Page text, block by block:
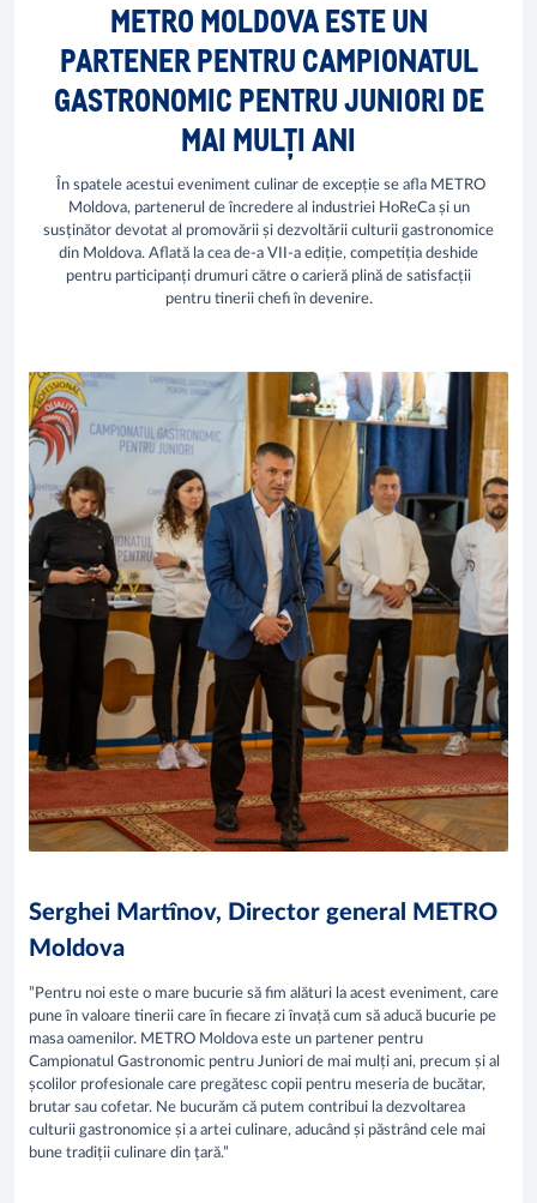
METRO MOLDOVA ESTE UN
PARTENER PENTRU CAMPIONATUL
GASTRONOMIC PENTRU JUNIORI DE
MAI MULȚI ANI
În spatele acestui eveniment culinar de excepție se afla METRO
Moldova, partenerul de încredere al industriei HoReCa și un
susținător devotat al promovării și dezvoltării culturii gastronomice
din Moldova. Aflată la cea de-a VII-a ediție, competiția deshide
pentru participanți drumuri către o carieră plină de satisfacții
pentru tinerii chefi în devenire.
Serghei Martînov, Director general METRO
Moldova
”Pentru noi este o mare bucurie să fim alături la acest eveniment, care
pune în valoare tinerii care în fiecare zi învață cum să aducă bucurie pe
masa oamenilor. METRO Moldova este un partener pentru
Campionatul Gastronomic pentru Juniori de mai mulți ani, precum și al
școlilor profesionale care pregătesc copii pentru meseria de bucătar,
brutar sau cofetar. Ne bucurăm că putem contribui la dezvoltarea
culturii gastronomice și a artei culinare, aducând și păstrând cele mai
bune tradiții culinare din țară.”